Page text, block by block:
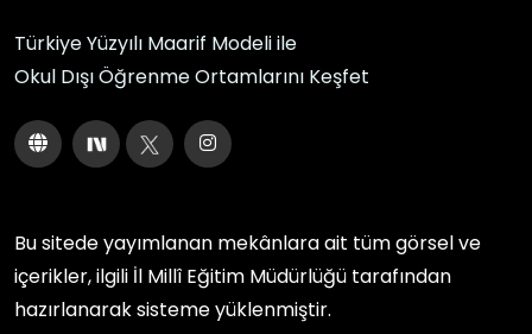
Türkiye Yüzyılı Maarif Modeli ile
Okul Dışı Öğrenme Ortamlarını Keşfet
Bu sitede yayımlanan mekânlara ait tüm görsel ve
içerikler, ilgili İl Millî Eğitim Müdürlüğü tarafından
hazırlanarak sisteme yüklenmiştir.